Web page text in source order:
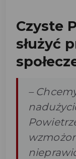
Czyste
służyć
–